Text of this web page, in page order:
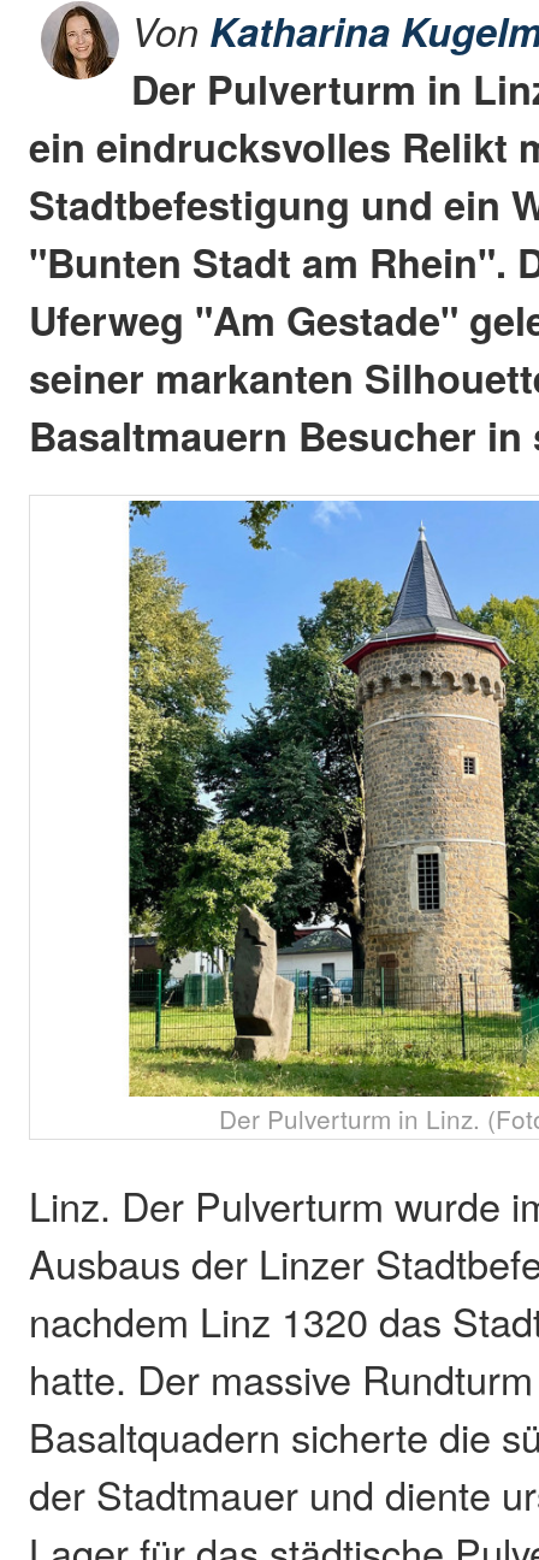
Von Katharina
Der Pulverturm in
ein eindrucksvolles Relikt
Stadtbefestigung und ein
"Bunten Stadt am Rhein".
Uferweg "Am Gestade"
seiner markanten
Basaltmauern Besucher in
Der Pulverturm in Linz.
Linz. Der Pulverturm wurde
Ausbaus der Linzer
nachdem Linz 1320 das
hatte. Der massive
Basaltquadern sicherte die
der Stadtmauer und diente